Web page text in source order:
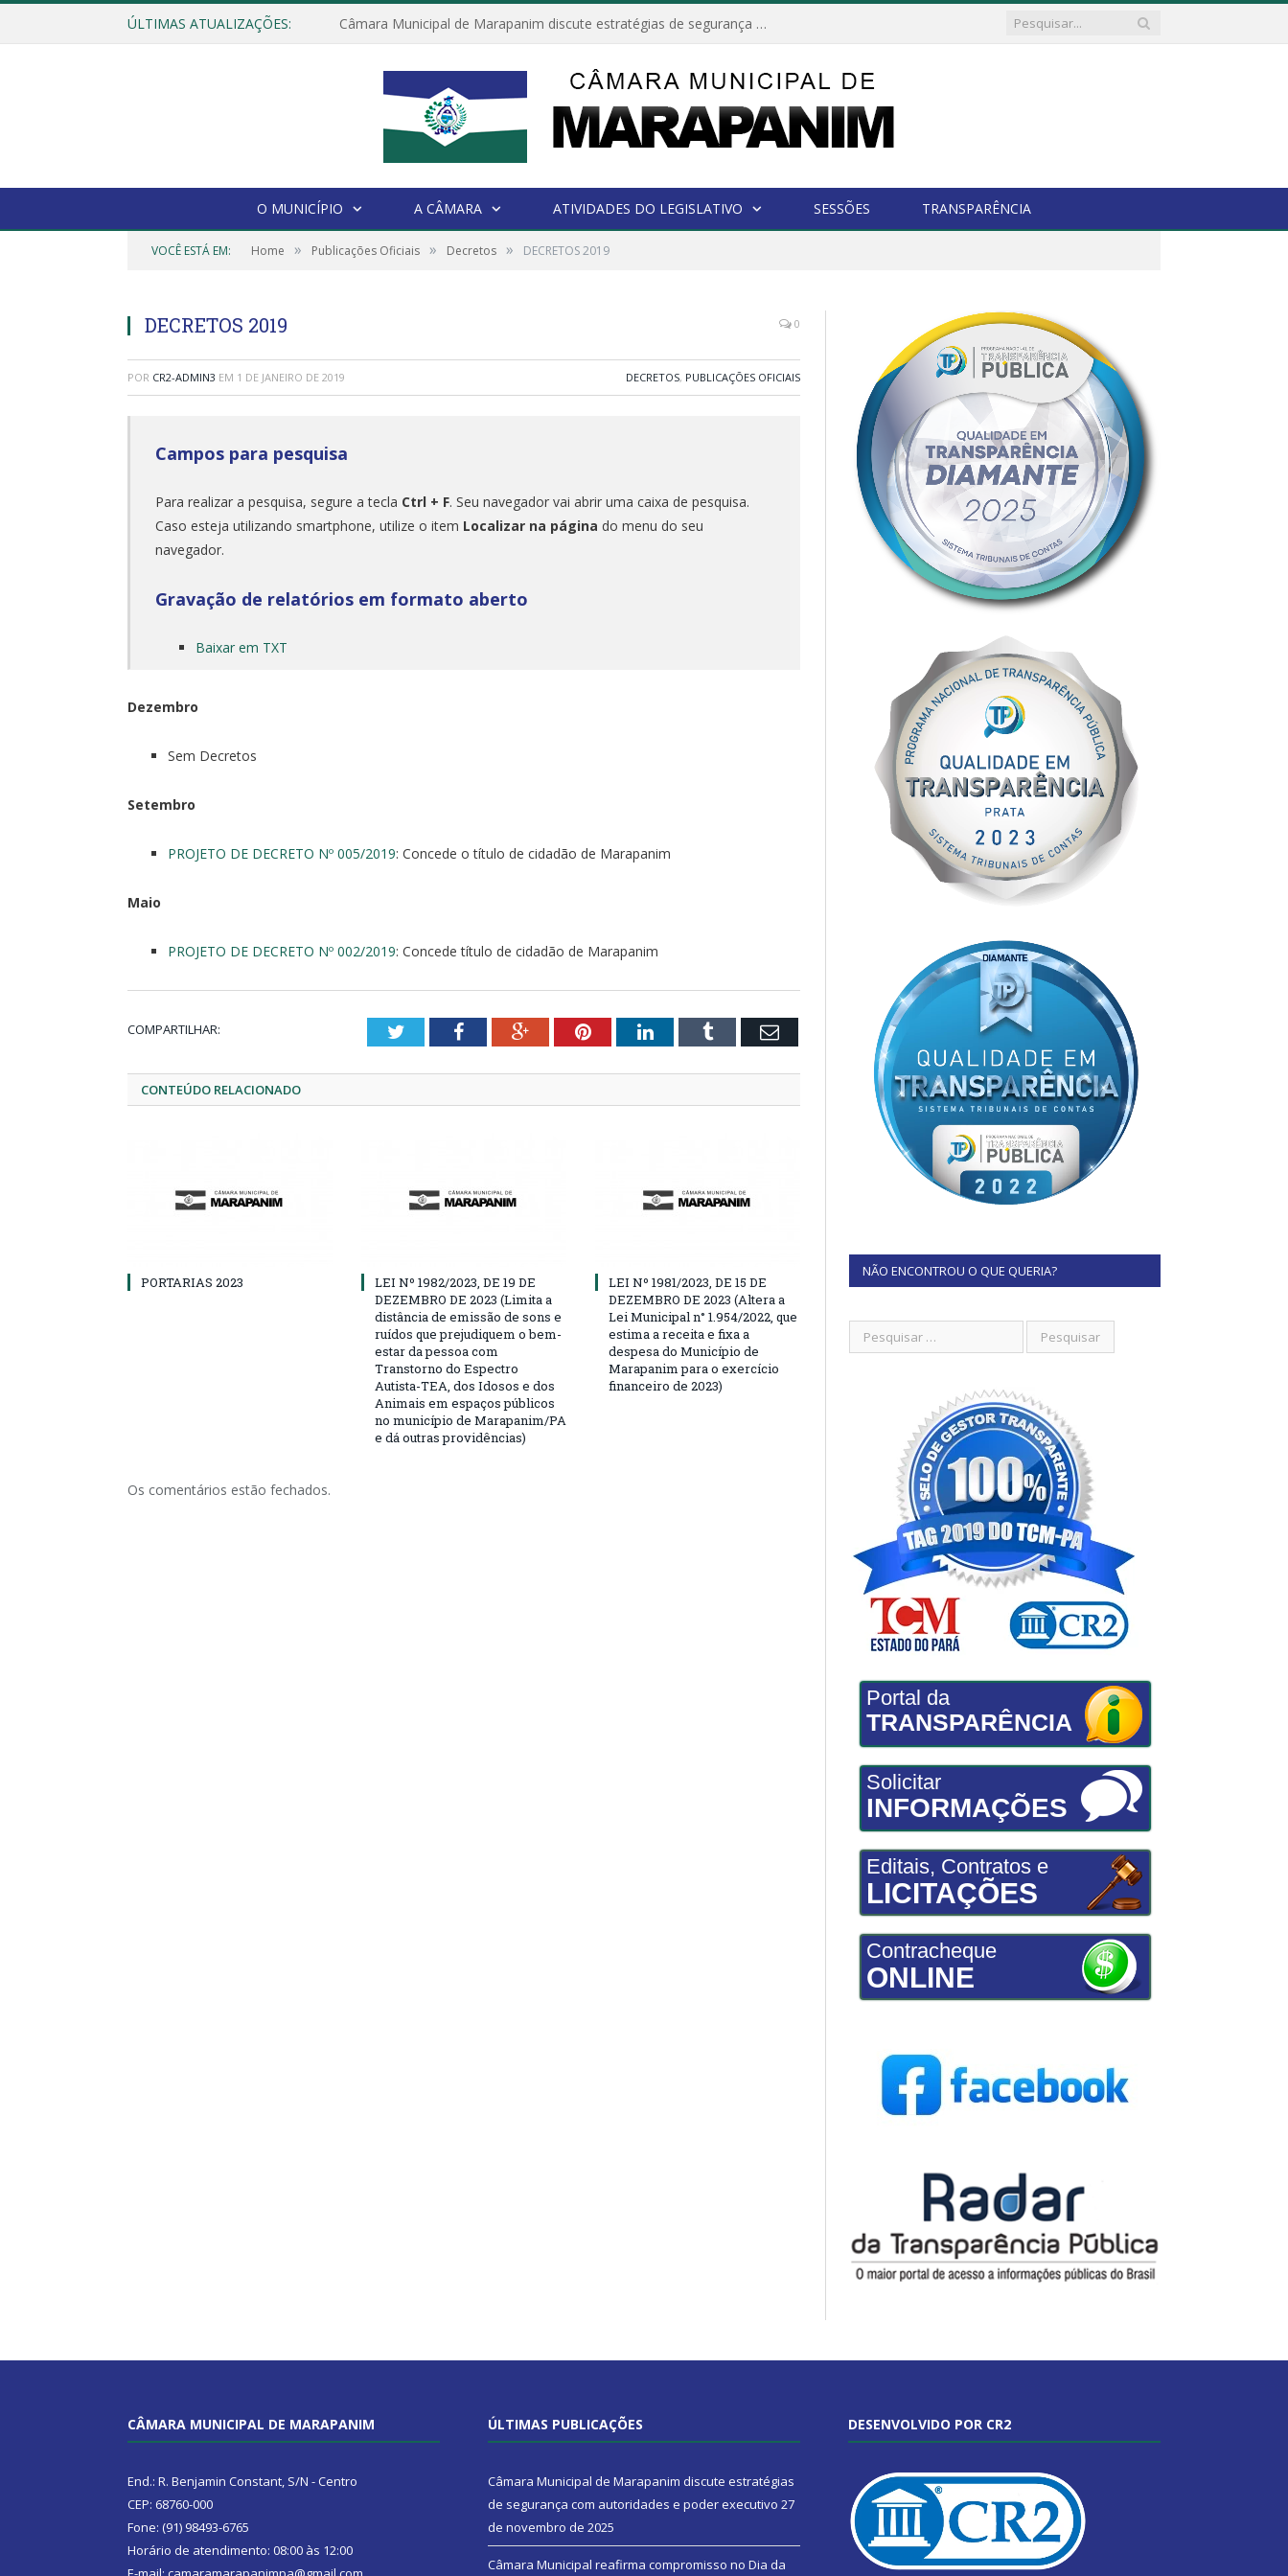
ÚLTIMAS ATUALIZAÇÕES: Câmara Municipal de Marapanim discute estratégias de segurança com autoridades e poder executivo
O MUNICÍPIO A CÂMARA ATIVIDADES DO LEGISLATIVO SESSÕES TRANSPARÊNCIA
VOCÊ ESTÁ EM: Home » Publicações Oficiais » Decretos » DECRETOS 2019
DECRETOS 2019 0
POR CR2-ADMIN3 EM 1 DE JANEIRO DE 2019 DECRETOS, PUBLICAÇÕES OFICIAIS
Campos para pesquisa
Para realizar a pesquisa, segure a tecla Ctrl + F. Seu navegador vai abrir uma caixa de pesquisa.
Caso esteja utilizando smartphone, utilize o item Localizar na página do menu do seu
navegador.
Gravação de relatórios em formato aberto
Baixar em TXT
Dezembro
Sem Decretos
Setembro
PROJETO DE DECRETO Nº 005/2019: Concede o título de cidadão de Marapanim
Maio
PROJETO DE DECRETO Nº 002/2019: Concede título de cidadão de Marapanim
COMPARTILHAR: TwitterFacebookGoogle+PinterestLinkedInTumblr Email
CONTEÚDO RELACIONADO
PORTARIAS 2023
LEI Nº 1982/2023, DE 19 DE
DEZEMBRO DE 2023 (Limita a
distância de emissão de sons e
ruídos que prejudiquem o bem-
estar da pessoa com
Transtorno do Espectro
Autista-TEA, dos Idosos e dos
Animais em espaços públicos
no município de Marapanim/PA
e dá outras providências)
LEI Nº 1981/2023, DE 15 DE
DEZEMBRO DE 2023 (Altera a
Lei Municipal n° 1.954/2022, que
estima a receita e fixa a
despesa do Município de
Marapanim para o exercício
financeiro de 2023)
Os comentários estão fechados.
NÃO ENCONTROU O QUE QUERIA?
Portal da
TRANSPARÊNCIA
Solicitar
INFORMAÇÕES
Editais, Contratos e
LICITAÇÕES
Contracheque
ONLINE
CÂMARA MUNICIPAL DE MARAPANIM
End.: R. Benjamin Constant, S/N - Centro
CEP: 68760-000
Fone: (91) 98493-6765
Horário de atendimento: 08:00 às 12:00
ÚLTIMAS PUBLICAÇÕES
Câmara Municipal de Marapanim discute estratégias
de segurança com autoridades e poder executivo 27
de novembro de 2025
Câmara Municipal reafirma compromisso no Dia da
DESENVOLVIDO POR CR2